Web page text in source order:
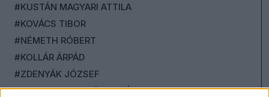
#KUSTÁN MAGYARI ATTILA
#KOVÁCS TIBOR
#NÉMETH RÓBERT
#KOLLÁR ÁRPÁD
#ZDENYÁK JÓZSEF
#SCHILLINGER GYÖNGYVÉR